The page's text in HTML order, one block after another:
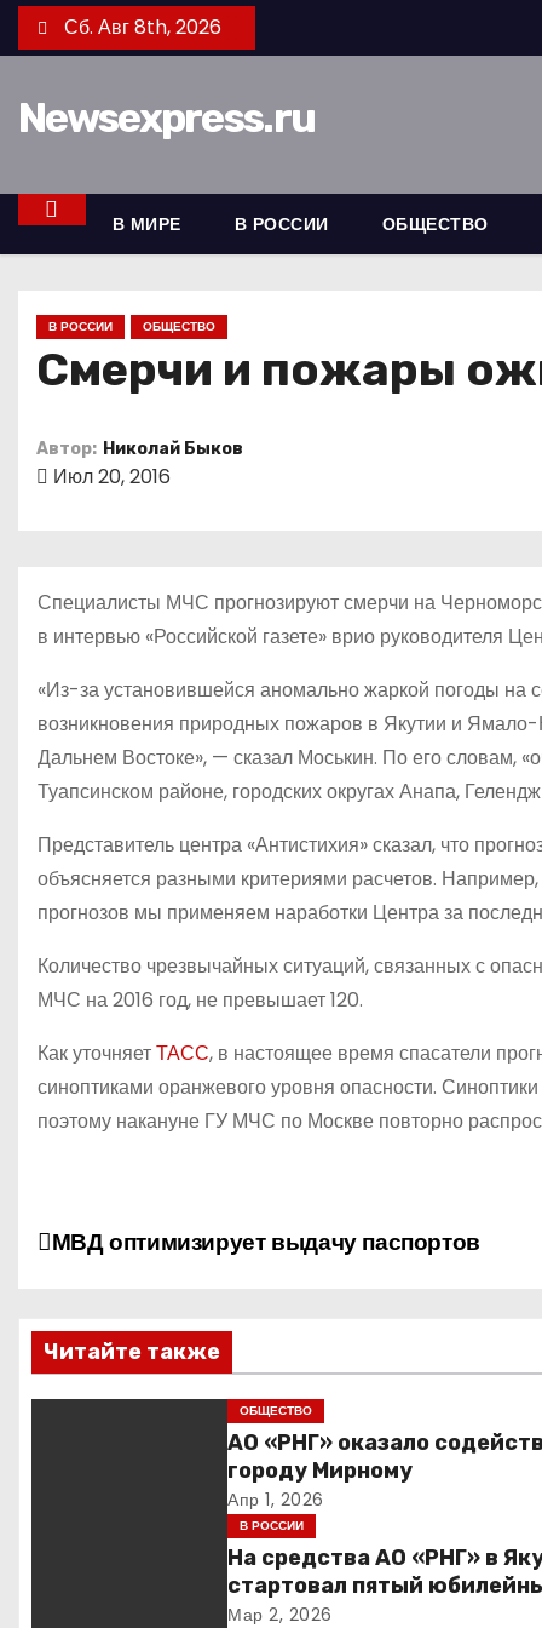
е
к
Сб. Авг 8th, 2026
Newsexpress.ru
В МИРЕ В РОССИИ ОБЩЕСТВО
В РОССИИ ОБЩЕСТВО
Смерчи и пожары
Автор: Николай Быков
Июл 20, 2016
Специалисты МЧС прогнозируют смерчи на
в интервью «Российской газете» врио руководителя
«Из-за установившейся аномально жаркой погоды на
возникновения природных пожаров в Якутии и
Дальнем Востоке», — сказал Моськин. По его словам,
Туапсинском районе, городских округах Анапа,
Представитель центра «Антистихия» сказал, что
объясняется разными критериями расчетов.
прогнозов мы применяем наработки Центра за
Количество чрезвычайных ситуаций, связанных с
МЧС на 2016 год, не превышает 120.
Как уточняетТАСС, в настоящее время спасатели
синоптиками оранжевого уровня опасности.
поэтому накануне ГУ МЧС по Москве повторно
Н
в
и
МВД оптимизирует выдачу паспортов
Читайте также
ОБЩЕСТВО
АО «РНГ» оказало
городу Мирному
Апр 1, 2026
В РОССИИ
На средства АО «РНГ» в
стартовал пятый
конкурс в сфере
Мар 2, 2026